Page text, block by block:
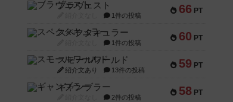
66 PT
ブラヴェスト
1件の投稿
60 PT
スペクタキュラー
1件の投稿
59 PT
スモールワールド
紹介文あり 13件の投稿
58 PT
ギャンブラー
2件の投稿